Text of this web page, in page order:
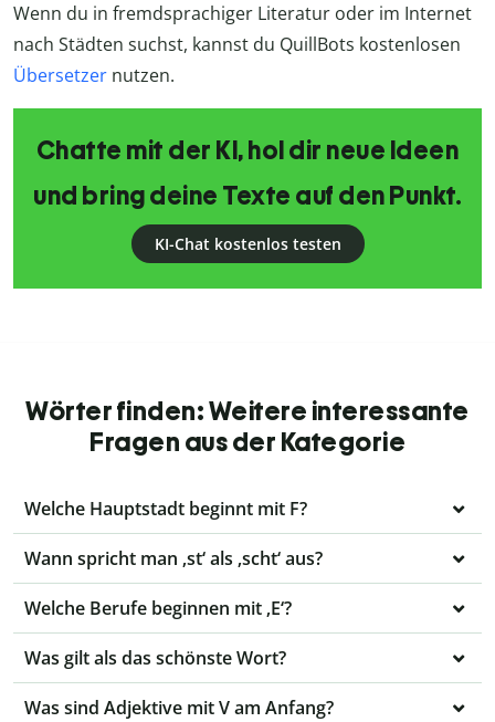
Wenn du in fremdsprachiger Literatur oder im Internet
nach Städten suchst, kannst du QuillBots kostenlosen
Übersetzer nutzen.
Chatte mit der KI, hol dir neue Ideen
und bring deine Texte auf den Punkt.
KI-Chat kostenlos testen
Wörter finden: Weitere interessante
Fragen aus der Kategorie
Welche Hauptstadt beginnt mit F?
Wann spricht man ‚st‘ als ‚scht‘ aus?
Welche Berufe beginnen mit ‚E‘?
Was gilt als das schönste Wort?
Was sind Adjektive mit V am Anfang?